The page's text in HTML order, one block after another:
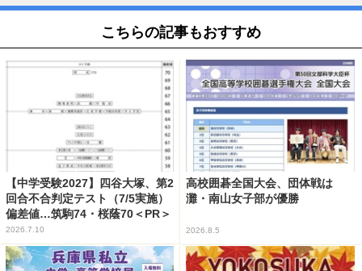
こちらの記事もおすすめ
【中学受験2027】四谷大塚、第2
回合不合判定テスト（7/5実施）
偏差値…筑駒74・桜蔭70＜PR＞
2026.7.10
高校囲碁全国大会、団体戦は
灘・南山女子部が優勝
2026.8.5